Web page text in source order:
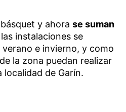
y ahora se suman
instalaciones se
e invierno, y como
la zona puedan realizar
localidad de Garín.